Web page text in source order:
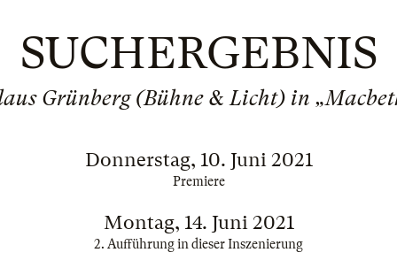
SUCHERGEBNIS
Grünberg (Bühne & Licht) in
Donnerstag, 10. Juni 2021
Premiere
Montag, 14. Juni 2021
2. Aufführung in dieser Inszenierung